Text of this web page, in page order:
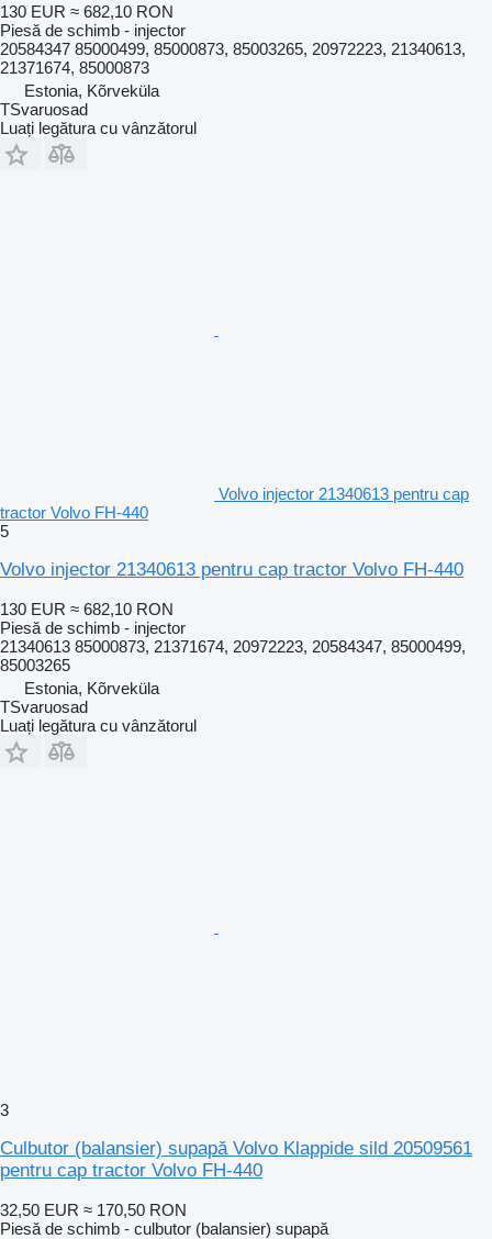
130 EUR ≈ 682,10 RON
Piesă de schimb - injector
20584347 85000499, 85000873, 85003265, 20972223, 21340613,
21371674, 85000873
Estonia, Kõrveküla
TSvaruosad
Luați legătura cu vânzătorul
Volvo injector 21340613 pentru cap
tractor Volvo FH-440
5
Volvo injector 21340613 pentru cap tractor Volvo FH-440
130 EUR ≈ 682,10 RON
Piesă de schimb - injector
21340613 85000873, 21371674, 20972223, 20584347, 85000499,
85003265
Estonia, Kõrveküla
TSvaruosad
Luați legătura cu vânzătorul
3
Culbutor (balansier) supapă Volvo Klappide sild 20509561
pentru cap tractor Volvo FH-440
32,50 EUR ≈ 170,50 RON
Piesă de schimb - culbutor (balansier) supapă